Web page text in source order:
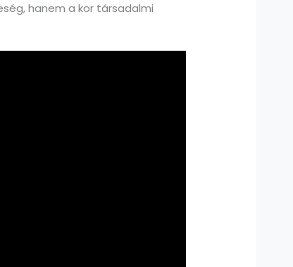
hanem a kor társadalmi